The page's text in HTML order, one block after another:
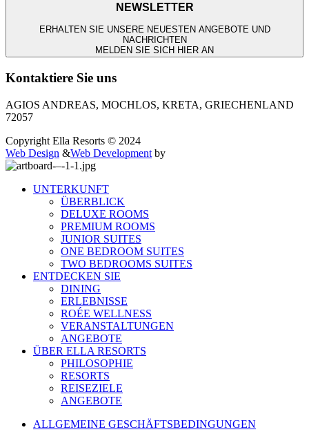
NEWSLETTER
ERHALTEN SIE UNSERE NEUESTEN ANGEBOTE UND
NACHRICHTEN
MELDEN SIE SICH HIER AN
Kontaktiere Sie uns
AGIOS ANDREAS, MOCHLOS, KRETA, GRIECHENLAND
72057
Copyright Ella Resorts © 2024
Web Design &Web Development by
UNTERKUNFT
ÜBERBLICK
DELUXE ROOMS
PREMIUM ROOMS
JUNIOR SUITES
ONE BEDROOM SUITES
TWO BEDROOMS SUITES
ENTDECKEN SIE
DINING
ERLEBNISSE
ROÉE WELLNESS
VERANSTALTUNGEN
ANGEBOTE
ÜBER ELLA RESORTS
PHILOSOPHIE
RESORTS
REISEZIELE
ANGEBOTE
ALLGEMEINE GESCHÄFTSBEDINGUNGEN